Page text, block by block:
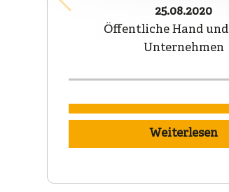
25.08.2020
Öffentliche Hand
Unternehmen
Weiterlesen